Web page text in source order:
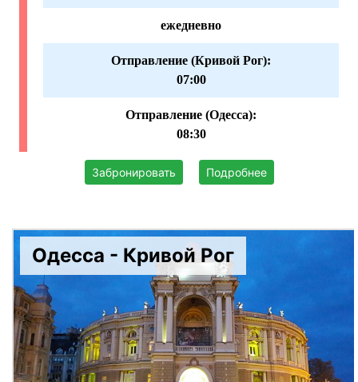
ежедневно
Отправление (Кривой Рог):
07:00
Отправление (Одесса):
08:30
Забронировать Подробнее
Одесса - Кривой Рог